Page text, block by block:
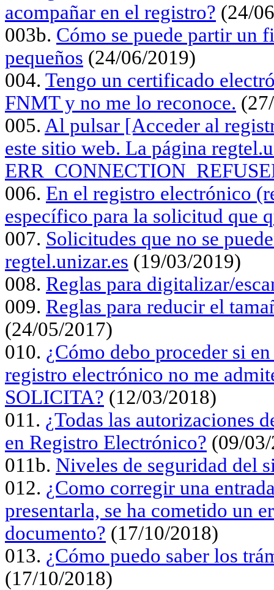
acompañar en el registro? (24/
003b. Cómo se puede partir un
pequeños (24/06/2019)
004. Tengo un certificado
FNMT y no me lo reconoce.
005. Al pulsar [Acceder al
este sitio web. La página
006. En el registro electrónico
específico para la solicitud que
007. Solicitudes que no se
regtel.unizar.es (19/03/2019)
008. Reglas para digitalizar/
009. Reglas para reducir el
(24/05/2017)
010. ¿Cómo debo proceder si
registro electrónico no me
SOLICITA? (12/03/2018)
011. ¿Todas las autorizaciones
en Registro Electrónico? (09/
011b. Niveles de seguridad del
012. ¿Como corregir una
presentarla, se ha cometido un
documento? (17/10/2018)
013. ¿Cómo puedo saber los
(17/10/2018)